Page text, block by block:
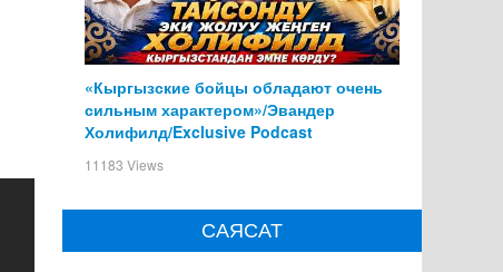
«Кыргызские бойцы обладают очень
сильным характером»/Эвандер
Холифилд/Exclusive Podcast
11183 Views
САЯСАТ